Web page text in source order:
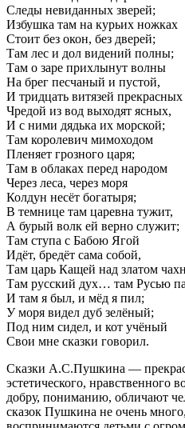
Следы невиданных зверей;
Избушка там на курьих ножках
Стоит без окон, без дверей;
Там лес и дол видений полны;
Там о заре прихлынут волны
На брег песчаный и пустой,
И тридцать витязей прекрасных
Чредой из вод выходят ясных,
И с ними дядька их морской;
Там королевич мимоходом
Пленяет грозного царя;
Там в облаках перед народом
Через леса, через моря
Колдун несёт богатыря;
В темнице там царевна тужит,
А бурый волк ей верно служит;
Там ступа с Бабою Ягой
Идёт, бредёт сама собой,
Там царь Кащей над златом
Там русский дух… там Русью
И там я был, и мёд я пил;
У моря видел дуб зелёный;
Под ним сидел, и кот учёный
Свои мне сказки говорил.
Сказки А.С.Пушкина —
эстетического, нравственного
добру, пониманию, обличают
сказок Пушкина не очень